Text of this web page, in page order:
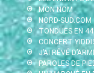
MON NOM
NORD-SUD.COM
TONDUES EN 44
CONCERT
J’AI RÊVÉ
PAROLES DE